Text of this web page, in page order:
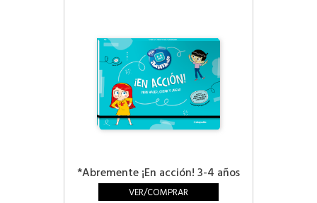
*Abremente ¡En acción! 3-4 años
VER/COMPRAR